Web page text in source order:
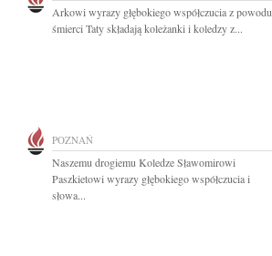
Arkowi wyrazy głębokiego współczucia z powodu
śmierci Taty składają koleżanki i koledzy z...
POZNAŃ
Naszemu drogiemu Koledze Sławomirowi
Paszkietowi wyrazy głębokiego współczucia i
słowa...